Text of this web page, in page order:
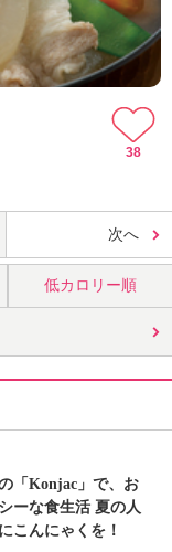
38
次へ
低カロリー順
「Konjac」で、お
ーな食生活 夏の人
こんにゃくを！